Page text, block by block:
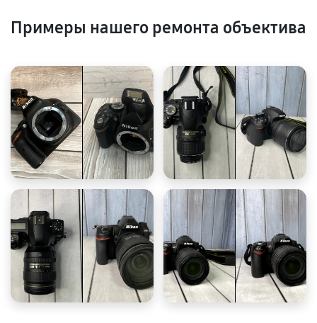
Примеры нашего ремонта объектива